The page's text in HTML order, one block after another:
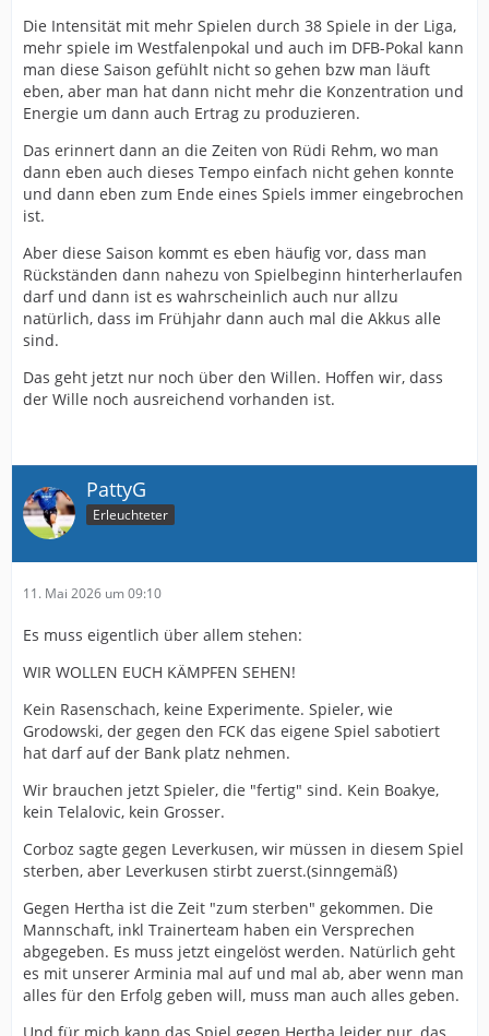
Die Intensität mit mehr Spielen durch 38 Spiele in der Liga,
mehr spiele im Westfalenpokal und auch im DFB-Pokal kann
man diese Saison gefühlt nicht so gehen bzw man läuft
eben, aber man hat dann nicht mehr die Konzentration und
Energie um dann auch Ertrag zu produzieren.
Das erinnert dann an die Zeiten von Rüdi Rehm, wo man
dann eben auch dieses Tempo einfach nicht gehen konnte
und dann eben zum Ende eines Spiels immer eingebrochen
ist.
Aber diese Saison kommt es eben häufig vor, dass man
Rückständen dann nahezu von Spielbeginn hinterherlaufen
darf und dann ist es wahrscheinlich auch nur allzu
natürlich, dass im Frühjahr dann auch mal die Akkus alle
sind.
Das geht jetzt nur noch über den Willen. Hoffen wir, dass
der Wille noch ausreichend vorhanden ist.
PattyG
Erleuchteter
11. Mai 2026 um 09:10
Es muss eigentlich über allem stehen:
WIR WOLLEN EUCH KÄMPFEN SEHEN!
Kein Rasenschach, keine Experimente. Spieler, wie
Grodowski, der gegen den FCK das eigene Spiel sabotiert
hat darf auf der Bank platz nehmen.
Wir brauchen jetzt Spieler, die "fertig" sind. Kein Boakye,
kein Telalovic, kein Grosser.
Corboz sagte gegen Leverkusen, wir müssen in diesem Spiel
sterben, aber Leverkusen stirbt zuerst.(sinngemäß)
Gegen Hertha ist die Zeit "zum sterben" gekommen. Die
Mannschaft, inkl Trainerteam haben ein Versprechen
abgegeben. Es muss jetzt eingelöst werden. Natürlich geht
es mit unserer Arminia mal auf und mal ab, aber wenn man
alles für den Erfolg geben will, muss man auch alles geben.